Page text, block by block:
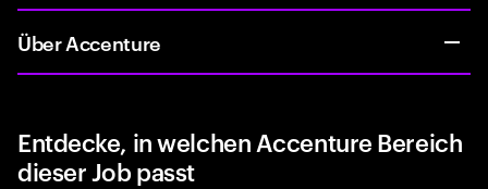
Über Accenture
Entdecke, in welchen Accenture Bereich
dieser Job passt